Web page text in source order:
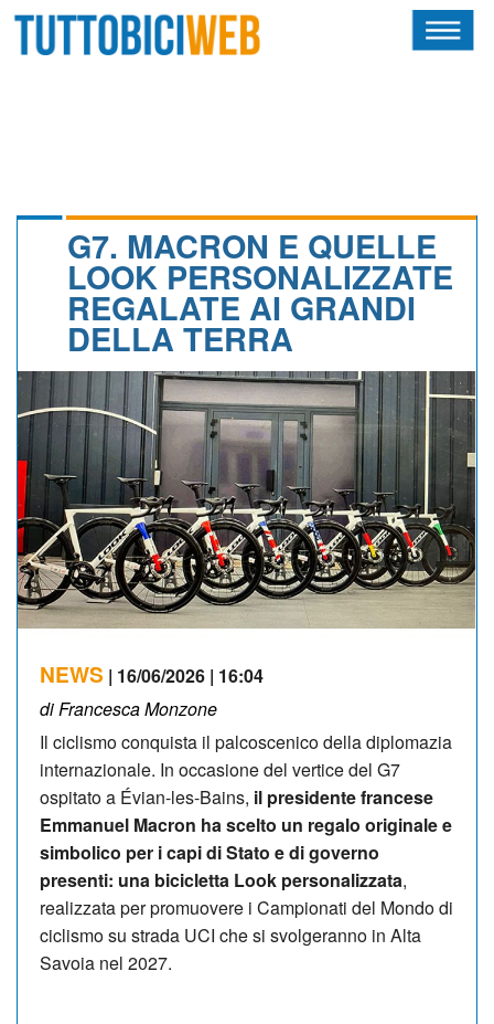
CALENDARIO
ALBI D'ORO
NEWSLETTER
G7. MACRON E QUELLE
LOOK PERSONALIZZATE
REGALATE AI GRANDI
DELLA TERRA
NEWS | 16/06/2026 | 16:04
di Francesca Monzone
Il ciclismo conquista il palcoscenico della diplomazia
internazionale. In occasione del vertice del G7
ospitato a Évian-les-Bains, il presidente francese
Emmanuel Macron ha scelto un regalo originale e
simbolico per i capi di Stato e di governo
presenti: una bicicletta Look personalizzata,
realizzata per promuovere i Campionati del Mondo di
ciclismo su strada UCI che si svolgeranno in Alta
Savoia nel 2027.